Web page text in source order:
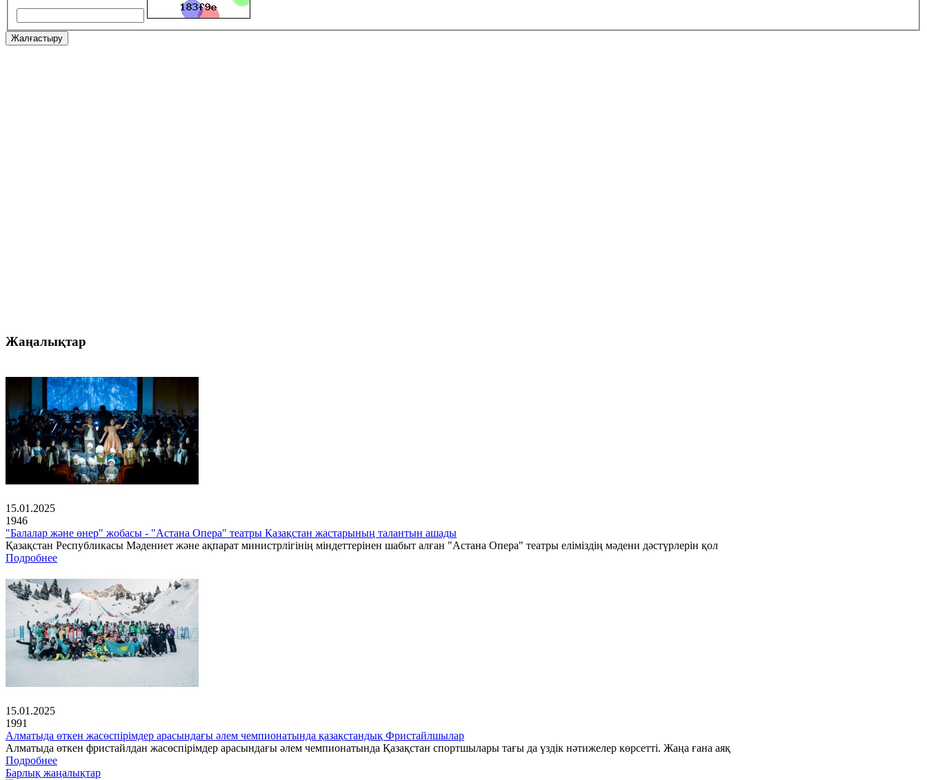
Жалғастыру
Жаңалықтар
15.01.2025
1946
"Балалар және өнер" жобасы - "Астана Опера" театры Қазақстан жастарының талантын ашады
Қазақстан Республикасы Мәдениет және ақпарат министрлігінің міндеттерінен шабыт алған "Астана Опера" театры еліміздің мәдени дәстүрлерін қол
Подробнее
15.01.2025
1991
Алматыда өткен жасөспірімдер арасындағы әлем чемпионатында қазақстандық Фристайлшылар
Алматыда өткен фристайлдан жасөспірімдер арасындағы әлем чемпионатында Қазақстан спортшылары тағы да үздік нәтижелер көрсетті. Жаңа ғана аяқ
Подробнее
Барлық жаңалықтар